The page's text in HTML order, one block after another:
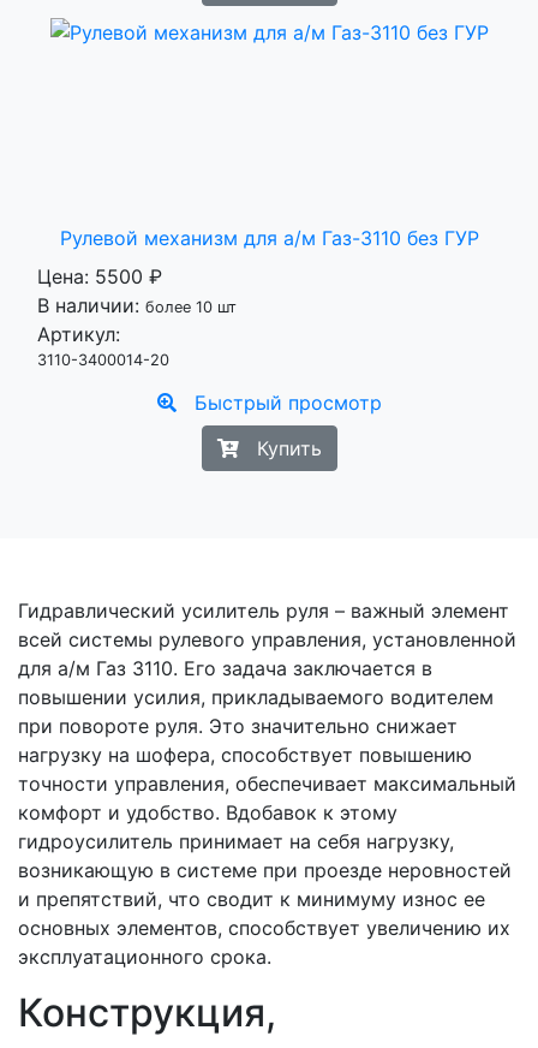
Рулевой механизм для а/м Газ-3110 без ГУР
Цена: 5500 ₽
В наличии: более 10 шт
Артикул:
3110-3400014-20
Быстрый просмотр
Купить
Гидравлический усилитель руля – важный элемент
всей системы рулевого управления, установленной
для а/м Газ 3110. Его задача заключается в
повышении усилия, прикладываемого водителем
при повороте руля. Это значительно снижает
нагрузку на шофера, способствует повышению
точности управления, обеспечивает максимальный
комфорт и удобство. Вдобавок к этому
гидроусилитель принимает на себя нагрузку,
возникающую в системе при проезде неровностей
и препятствий, что сводит к минимуму износ ее
основных элементов, способствует увеличению их
эксплуатационного срока.
Конструкция,